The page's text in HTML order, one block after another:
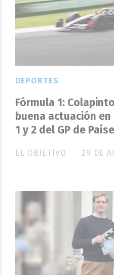
Fórmula 1:
buena actuación
1 y 2 del GP de
EL OBJETIVO
DEPORTES
29 DE